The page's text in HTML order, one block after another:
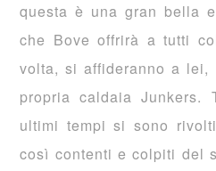
questa è una gran bella
che Bove offrirà a tutti
volta, si affideranno a
propria caldaia Junkers.
ultimi tempi si sono
così contenti e colpiti del